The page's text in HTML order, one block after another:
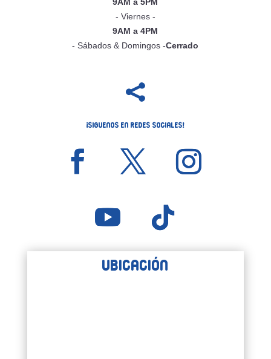
9AM a 5PM
- Viernes -
9AM a 4PM
- Sábados & Domingos -Cerrado

¡Siguenos en Redes Sociales!
Ubicación